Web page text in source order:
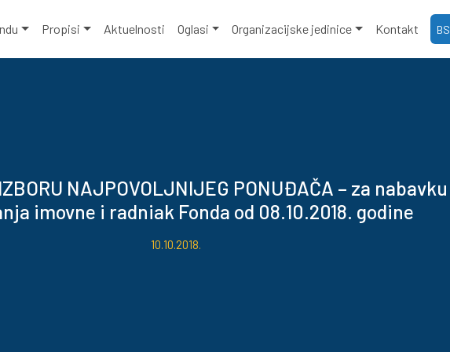
Propisi Aktuelnosti Oglasi Organizacijske jedinice Kontakt BS
NAJPOVOLJNIJEG PONUĐAČA – za nabavku
imovne i radniak Fonda od 08.10.2018. godine
10.10.2018.